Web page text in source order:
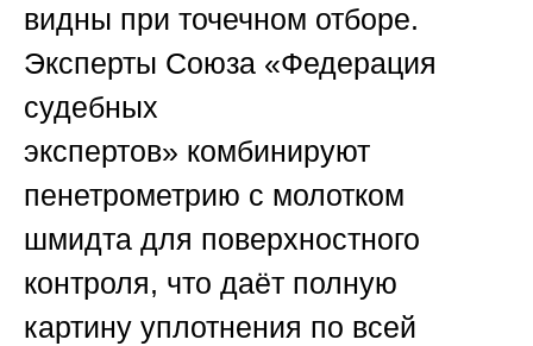
видны при точечном отборе.
Эксперты Союза «Федерация
судебных
экспертов» комбинируют
пенетрометрию с молотком
шмидта для поверхностного
контроля, что даёт полную
картину уплотнения по всей